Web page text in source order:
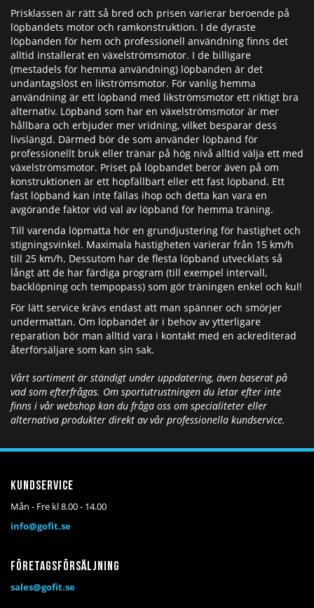
Prisklassen är rätt så bred och prisen varierar beroende på
löpbandets motor och ramkonstruktion. I de dyraste
löpbanden för hem och professionell användning finns det
alltid installerat en växelströmsmotor. I de billigare
(mestadels för hemma användning) löpbanden är det
undantagslöst en likströmsmotor. För vanlig hemma
användning är ett löpband med likströmsmotor ett riktigt bra
alternativ. Löpband som har en växelströmsmotor är mer
hållbara och erbjuder mer vridning, vilket besparar dess
livslängd. Därmed bör de som använder löpband för
professionellt bruk eller tränar på hög nivå alltid välja ett med
växelströmsmotor. Priset på löpbandet beror även på om
konstruktionen är ett hopfällbart eller ett fast löpband. Ett
fast löpband kan inte fällas ihop och detta kan vara en
avgörande faktor vid val av löpband för hemma träning.
Till varenda löpmatta hör en grundjustering för hastighet och
stigningsvinkel. Maximala hastigheten varierar från 15 km/h
till 25 km/h. Dessutom har de flesta löpband utvecklats så
långt att de har färdiga program (till exempel intervall,
backlöpning och tempopass) som gör träningen enkel och kul!
För lätt service krävs endast att man spänner och smörjer
undermattan. Om löpbandet är i behov av ytterligare
reparation bör man alltid vara i kontakt med en ackrediterad
återförsäljare som kan sin sak.
Vårt sortiment är ständigt under uppdatering, även baserat på
vad som efterfrågas. Om sportutrustningen du letar efter inte
finns i vår webshop kan du fråga oss om specialiteter eller
alternativa produkter direkt av vår professionella kundservice.
Kundservice
Mån - Fre kl 8.00 - 14.00
info@gofit.se
Företagsförsäljning
sales@gofit.se